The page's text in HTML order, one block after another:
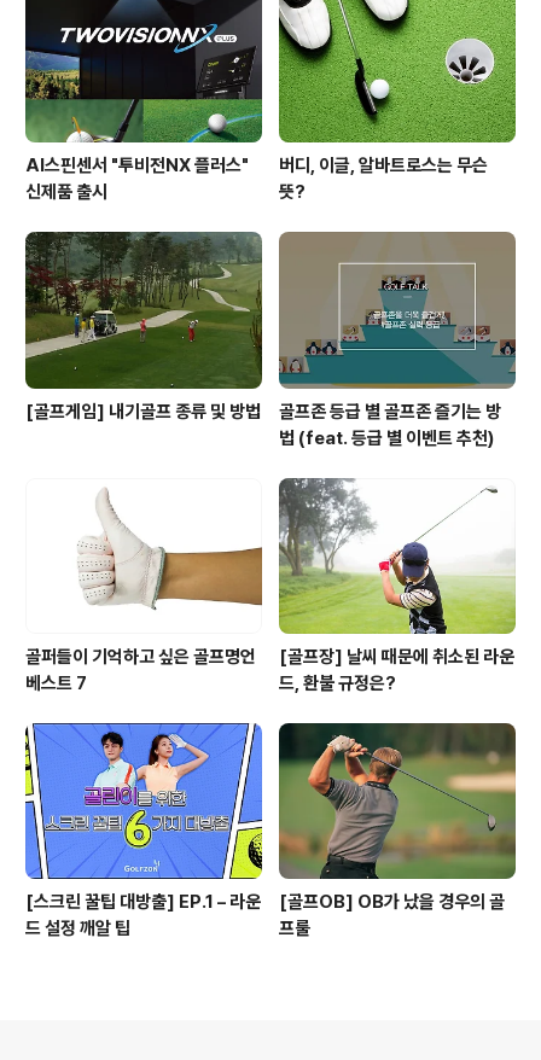
서 나옵니다. 정확하게 볼을 때리기 위해서는 이 원운동에
의해 클럽헤드가 휘둘러져야 하는데 이 때 그 원의 궤도는
공의 언 한 점에서 목표선과..
AI스핀센서 "투비전NX 플러스"
신제품 출시
버디, 이글, 알바트로스는 무슨
뜻?
[골프게임] 내기골프 종류 및 방법
골프존 등급 별 골프존 즐기는 방
법 (feat. 등급 별 이벤트 추천)
골퍼들이 기억하고 싶은 골프명언
베스트 7
[골프장] 날씨 때문에 취소된 라운
드, 환불 규정은?
[스크린 꿀팁 대방출] EP.1 – 라운
드 설정 깨알 팁
[골프OB] OB가 났을 경우의 골
프룰